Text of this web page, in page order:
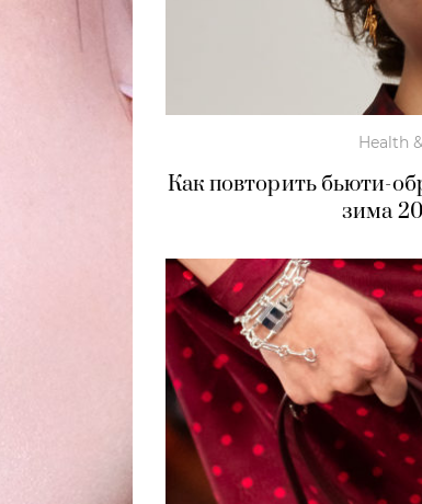
Health
Как повторить бьюти-
зима